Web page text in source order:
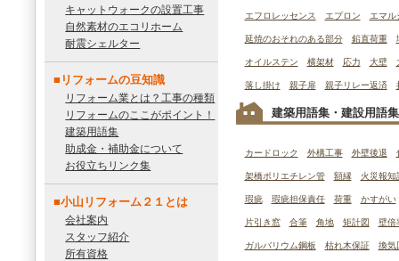
キャットウォークの設置工事
自然素材のエコリホーム
耐震シェルター
■リフォームの豆知識
リフォーム業とは？工事の種類
リフォームのここがポイント！
建築用語集
助成金・補助金について
お役立ちリンク集
■小山リフォーム２１とは
会社案内
スタッフ紹介
所有資格
エフロレッセンス エプロン エマル
延焼のおそれのある部分 鉛直荷重
オイルステン 横架材 応力 大壁
落し掛け 親子扉 親子リレー返済
建築用語集・建設用語
カードロック 外構工事 外壁後退
架橋ポリエチレン管 額縁 火災報知
瑕疵 瑕疵担保責任 荷重 かすがい
片引き窓 合筆 角地 矩計図 壁倍
ガルバリウム鋼板 枯れ木保証 換気